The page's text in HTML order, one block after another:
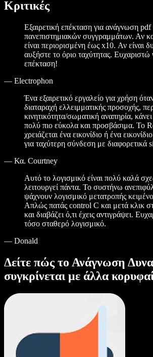
Κριτικές
Εξαιρετική επέκταση για ανάγνωση pdf
πανεπιστημιακών συγγραμμάτων. Αν
είναι περιορισμένη έως x10. Αν είναι
αυξήστε το όριο ταχύτητας. Ευχαριστώ
επέκταση!
— Electrophon
Ένα εξαιρετικό εργαλείο για χρήση
διαταραχή ελλειμματικής προσοχής,
κινητικότητα/σωματική αναπηρία,
πολύ πιο εύκολα και προσβάσιμα. Το
χρειάζεται ένα εικονίδιο ή ένα
για ταχύτερη σύνδεση με διαφορετικά
— Κα. Courtney
Αυτό το λογισμικό είναι πολύ καλά
λειτουργεί πάντα. Το συστήνω
ψάχνουν λογισμικό μετατροπής
Απλώς πατάς control C και μετά κλικ
και διαβάζει ό,τι έχεις αντιγράψει.
τόσο σταθερό λογισμικό.
— Donald
Δείτε πώς το Ανάγνωση
συγκρίνεται με άλλα